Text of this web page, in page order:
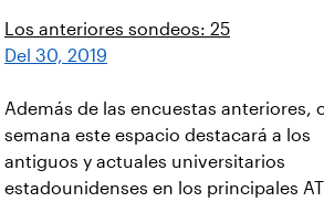
Los anteriores sondeos: 25
Del 30, 2019
Además de las encuestas anteriores,
semana este espacio destacará a los
antiguos y actuales universitarios
estadounidenses en los principales